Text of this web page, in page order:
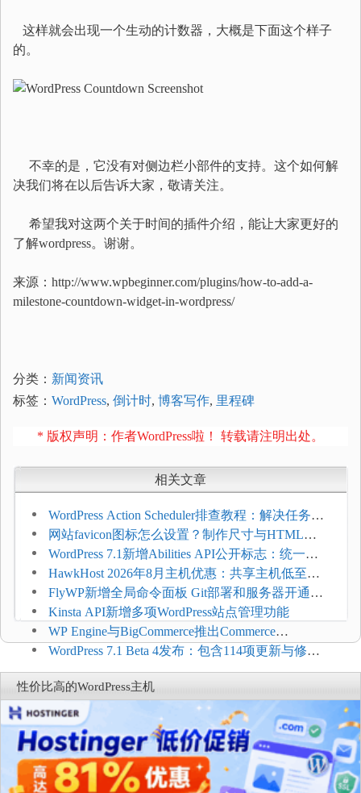
这样就会出现一个生动的计数器，大概是下面这个样子
的。
不幸的是，它没有对侧边栏小部件的支持。这个如何解
决我们将在以后告诉大家，敬请关注。
希望我对这两个关于时间的插件介绍，能让大家更好的
了解wordpress。谢谢。
来源：http://www.wpbeginner.com/plugins/how-to-add-a-
milestone-countdown-widget-in-wordpress/
分类： 新闻资讯
标签： WordPress, 倒计时, 博客写作, 里程碑
* 版权声明：作者WordPress啦！ 转载请注明出处。
相关文章
WordPress Action Scheduler排查教程：解决任务积
压和订单延迟
网站favicon图标怎么设置？制作尺寸与HTML添
加方法
WordPress 7.1新增Abilities API公开标志：统一支
持REST API、MCP与AI代理
HawkHost 2026年8月主机优惠：共享主机低至
$2.61/月，高性能主机同步折扣
FlyWP新增全局命令面板 Git部署和服务器开通更
方便
Kinsta API新增多项WordPress站点管理功能
WP Engine与BigCommerce推出Commerce
Connect：WordPress商店可保留前台体验并扩展电
商能力
WordPress 7.1 Beta 4发布：包含114项更新与修
复，仅建议在测试环境体验
性价比高的WordPress主机